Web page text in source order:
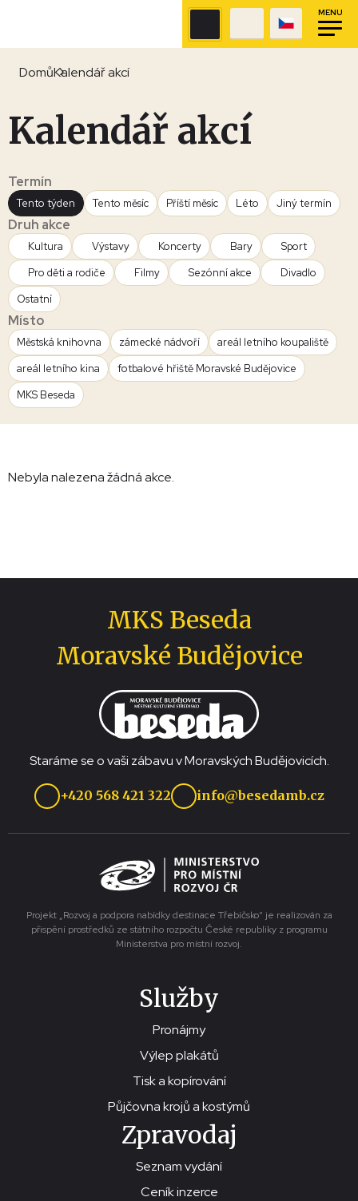
MENU
DomůKalendář akcí
Kalendář akcí
Termín
Tento týden Tento měsíc Příští měsíc Léto Jiný termín
Druh akce
Kultura Výstavy Koncerty Bary
Sport
Pro děti a rodiče
Filmy Sezónní akce
Divadlo
Ostatní
Místo
Městská knihovna zámecké nádvoří
areál letního koupaliště
areál letního kina
fotbalové hřiště Moravské Budějovice
MKS Beseda
Nebyla nalezena žádná akce.
MKS Beseda
Moravské Budějovice
Staráme se o vaši zábavu v Moravských Budějovicích.
+420 568 421 322 info@besedamb.cz
Projekt „Rozvoj a podpora nabídky destinace Třebíčsko“ je realizován za
přispění prostředků ze státního rozpočtu České republiky z programu
Ministerstva pro místní rozvoj.
Služby
Pronájmy
Výlep plakátů
Tisk a kopírování
Půjčovna krojů a kostýmů
Zpravodaj
Seznam vydání
Ceník inzerce